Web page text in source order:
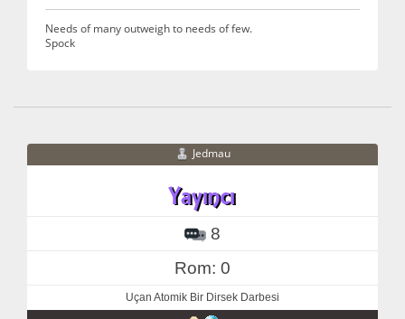
Needs of many outweigh to needs of few.
Spock
Jedmau
8
Rom: 0
Uçan Atomik Bir Dirsek Darbesi